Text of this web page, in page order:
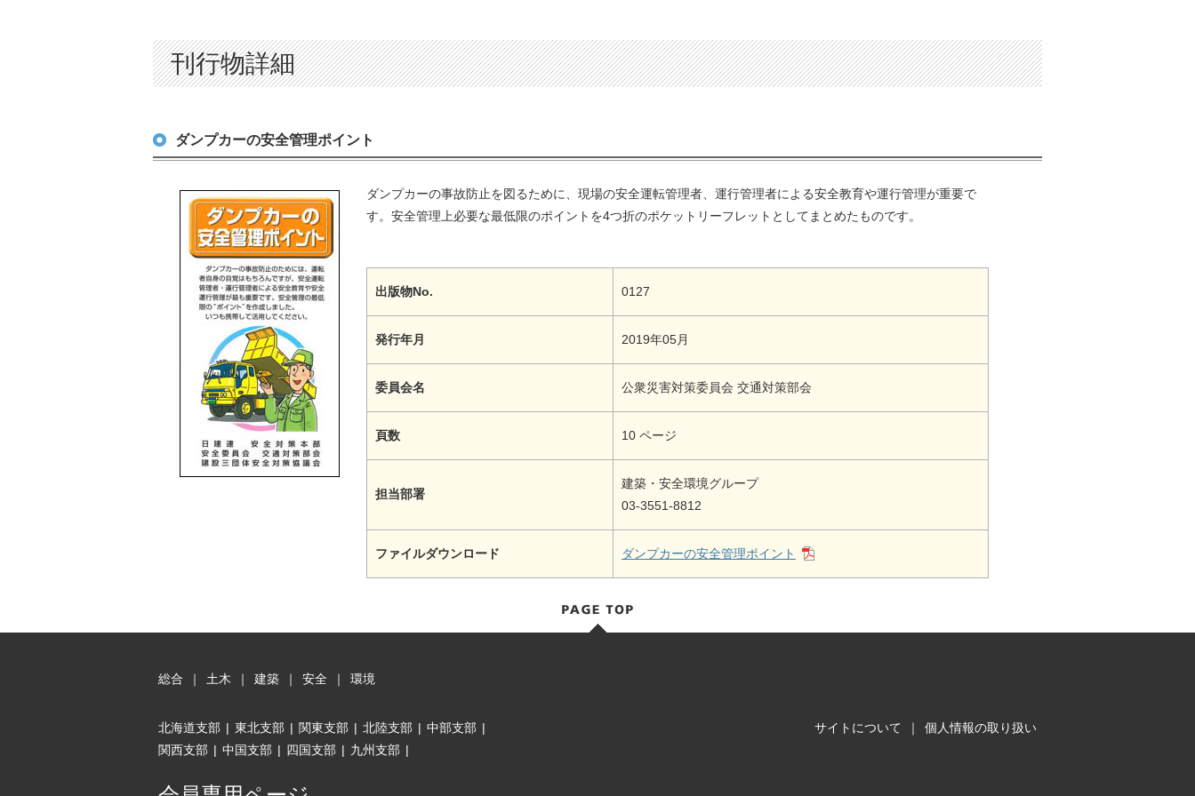
刊行物詳細
ダンプカーの安全管理ポイント
ダンプカーの事故防止を図るために、現場の安全運転管理者、運行管理者による安全教育や運行管理が重要で
す。安全管理上必要な最低限のポイントを4つ折のポケットリーフレットとしてまとめたものです。
出版物No. 0127
発行年月 2019年05月
委員会名 公衆災害対策委員会 交通対策部会
頁数 10 ページ
担当部署
建築・安全環境グループ
03-3551-8812
ファイルダウンロード ダンプカーの安全管理ポイント
総合 ｜ 土木 ｜ 建築 ｜ 安全 ｜ 環境
サイトについて ｜ 個人情報の取り扱い
北海道支部 | 東北支部 | 関東支部 | 北陸支部 | 中部支部 |
関西支部 | 中国支部 | 四国支部 | 九州支部 |